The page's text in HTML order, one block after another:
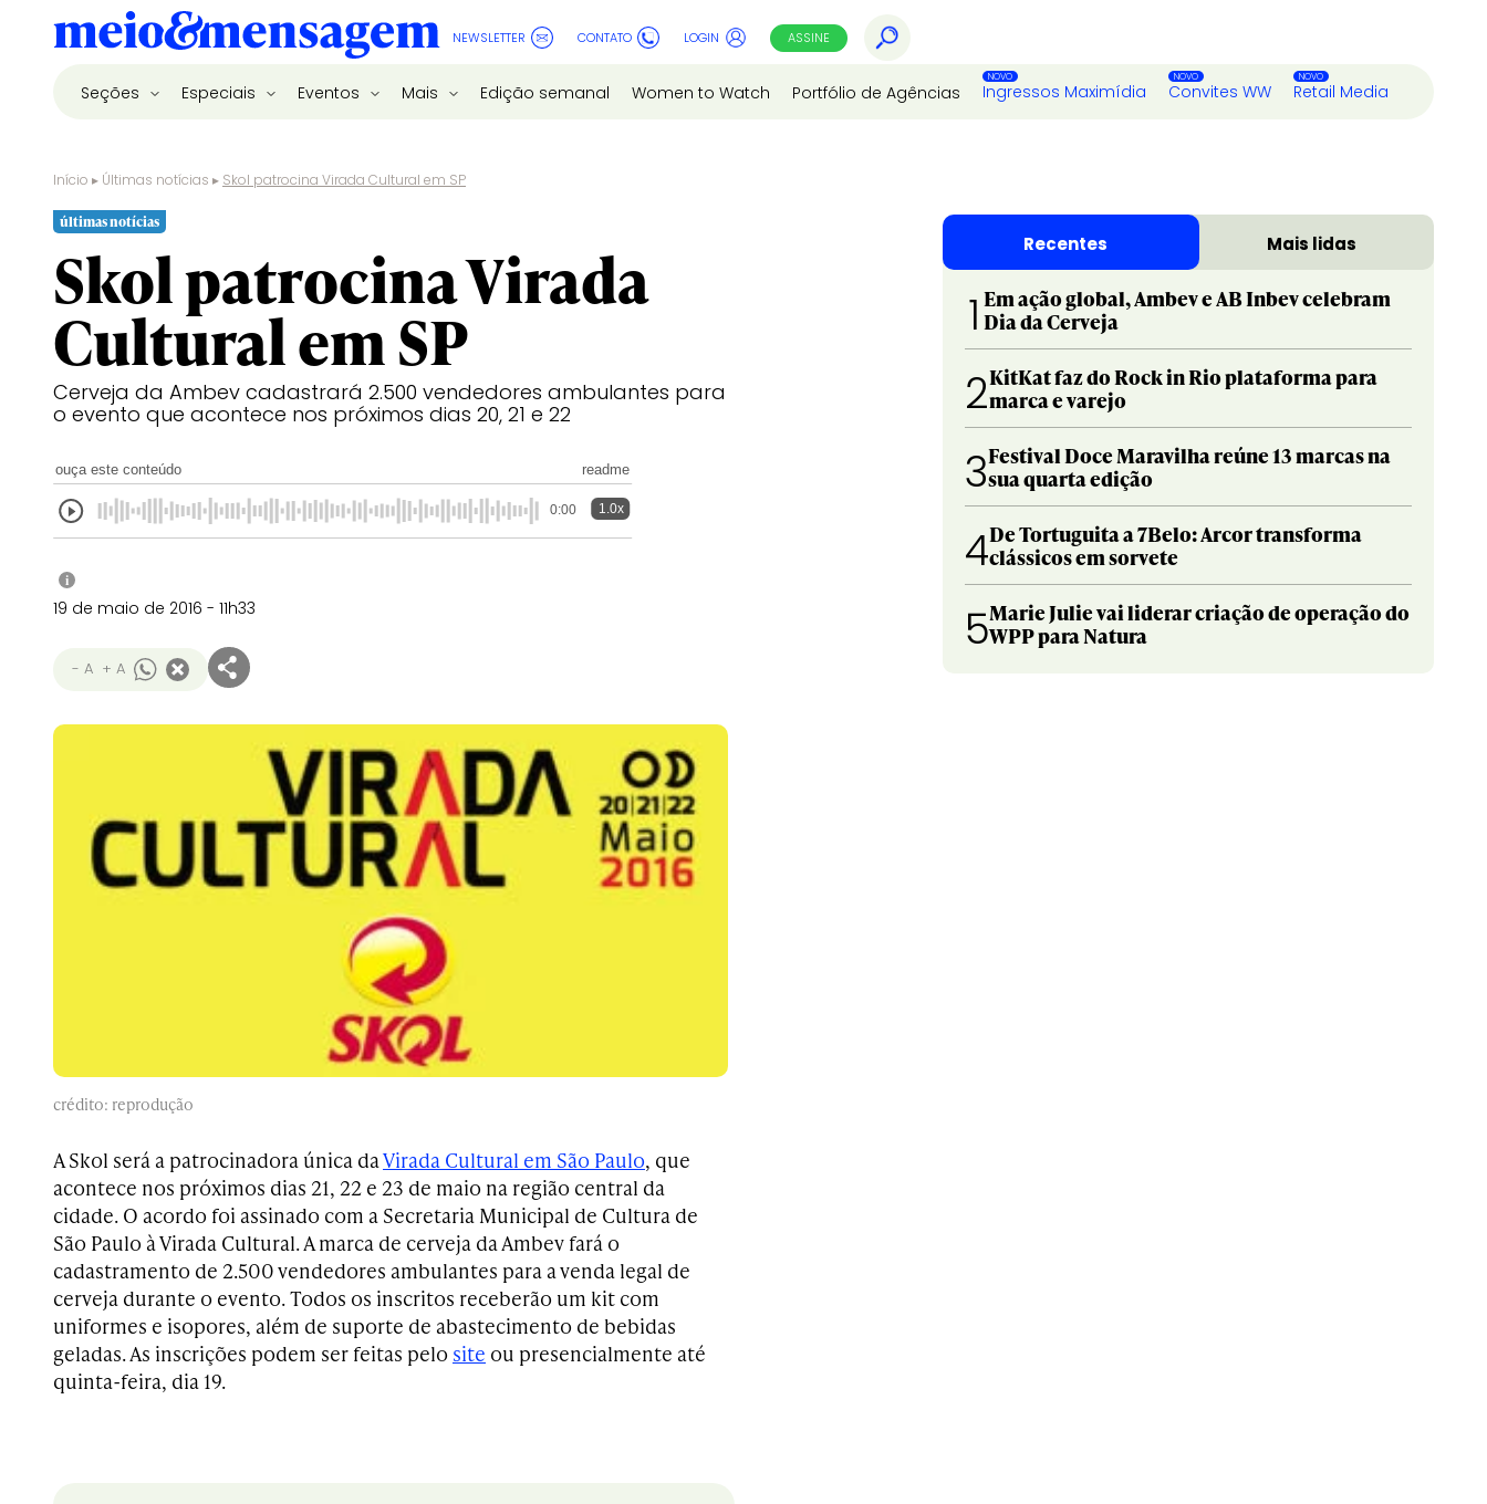
NEWSLETTER CONTATO LOGIN ASSINE
Seções Especiais Eventos Mais Edição semanal Women to Watch Portfólio de Agências Ingressos Maximídia Convites WW Retail Media
Início ▸ Últimas notícias ▸ Skol patrocina Virada Cultural em SP
últimas notícias
Skol patrocina Virada
Cultural em SP
Cerveja da Ambev cadastrará 2.500 vendedores ambulantes para
o evento que acontece nos próximos dias 20, 21 e 22
ouça este conteúdo readme
0:00 1.0x
i
19 de maio de 2016 - 11h33
- A + A
crédito: reprodução
A Skol será a patrocinadora única daVirada Cultural em São Paulo, que
acontece nos próximos dias 21, 22 e 23 de maio na região central da
cidade. O acordo foi assinado com a Secretaria Municipal de Cultura de
São Paulo à Virada Cultural. A marca de cerveja da Ambev fará o
cadastramento de 2.500 vendedores ambulantes para a venda legal de
cerveja durante o evento. Todos os inscritos receberão um kit com
uniformes e isopores, além de suporte de abastecimento de bebidas
geladas. As inscrições podem ser feitas pelo site ou presencialmente até
quinta-feira, dia 19.
Recentes Mais lidas
1 Em ação global, Ambev e AB Inbev celebram
Dia da Cerveja
2KitKat faz do Rock in Rio plataforma para
marca e varejo
3Festival Doce Maravilha reúne 13 marcas na
sua quarta edição
4De Tortuguita a 7Belo: Arcor transforma
clássicos em sorvete
5Marie Julie vai liderar criação de operação do
WPP para Natura